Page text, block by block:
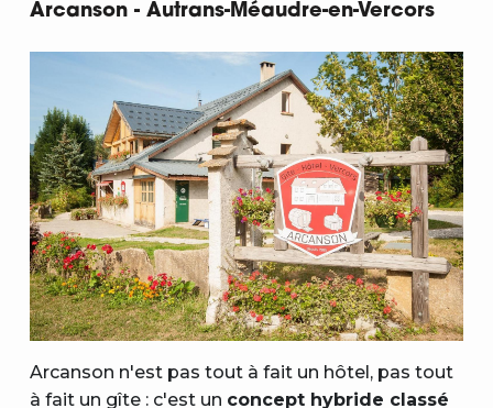
Arcanson - Autrans-Méaudre-en-Vercors
Arcanson n'est pas tout à fait un hôtel, pas tout
à fait un gîte : c'est un concept hybride classé